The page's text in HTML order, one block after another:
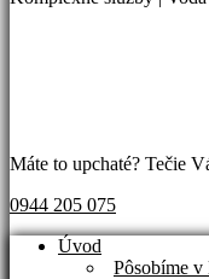
Máte to upchaté? Tečie
0944 205 075
Úvod
Pôsobíme